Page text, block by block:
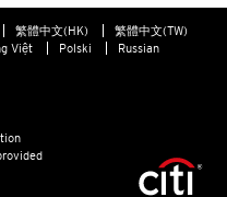
繁體中文(HK)
繁體中文(TW)
Việt Polski Russian